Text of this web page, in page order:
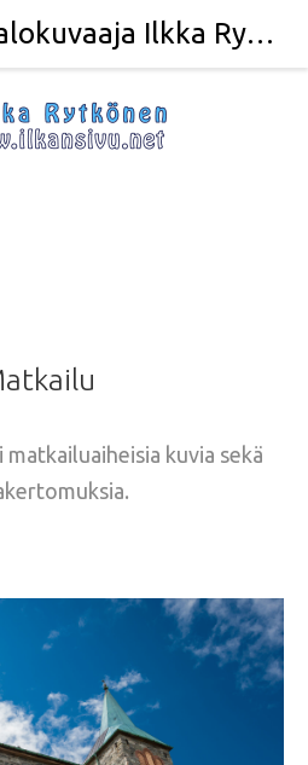
kuvia sekä
Matkailu - Valokuvaaja Ilkka Rytkönen